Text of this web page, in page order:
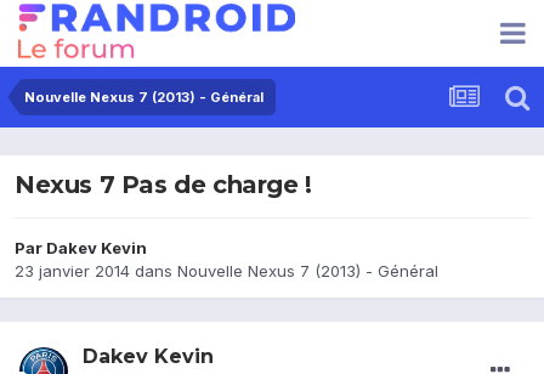
Nouvelle Nexus 7 (2013) - Général
Nexus 7 Pas de charge !
Par Dakev Kevin
23 janvier 2014 dans Nouvelle Nexus 7 (2013) - Général
Dakev Kevin